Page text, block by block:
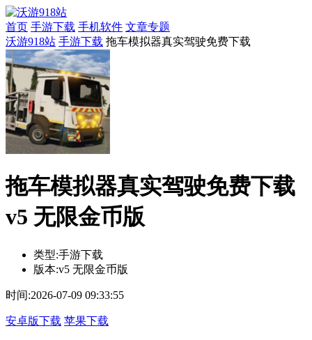
首页 手游下载 手机软件 文章专题
沃游918站 手游下载 拖车模拟器真实驾驶免费下载
拖车模拟器真实驾驶免费下载
v5 无限金币版
类型:手游下载
版本:v5 无限金币版
时间:2026-07-09 09:33:55
安卓版下载 苹果下载